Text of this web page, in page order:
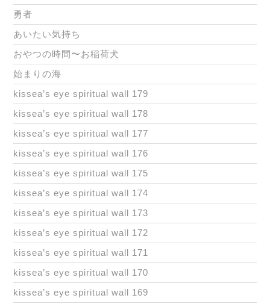
勇者
あいたい気持ち
おやつの時間〜お稲荷犬
始まりの海
kissea’s eye spiritual wall 179
kissea’s eye spiritual wall 178
kissea’s eye spiritual wall 177
kissea’s eye spiritual wall 176
kissea’s eye spiritual wall 175
kissea’s eye spiritual wall 174
kissea’s eye spiritual wall 173
kissea’s eye spiritual wall 172
kissea’s eye spiritual wall 171
kissea’s eye spiritual wall 170
kissea’s eye spiritual wall 169